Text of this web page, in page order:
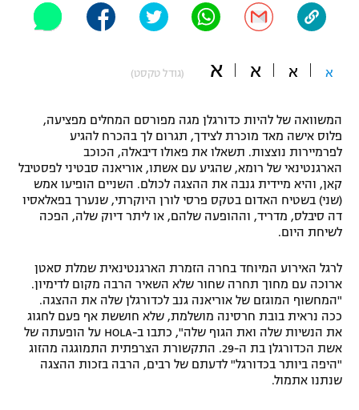
"מחצית בשכונה" – פודקאסט
משתתפים וזוכים בפרסים
תקנון משתתפים וזוכים בפרסים
תקנון עבור פעילות אלקטרה
תקנון עבור פעילות ספורט 1 – "מרלן"
טניס
גיימינג E-Sports
תנאי שימוש
מדיניות פרטיות
תקנון פעילות ספורט 1
רשיון להקרנה פומבית לבית עסק
אופניים
ספורט מוטורי
פוטבול אמריקאי NFL
בייסבול MLB
ספורט אתגרי ואקסטרים
אומנויות לחימה
גיימינג E-Sports
א א א א (גודל טקסט)
המשוואה של להיות כדורגלן מגה מפורסם המחלים מפציעה,
פלוס אישה מאד מוכרת לצידך, תגרום לך בהכרח להגיע
לפרמיירות נוצצות. תשאלו את פאולו דיבאלה, הכוכב
הארגנטינאי של רומא, שהגיע עם אשתו, אוריאנה סבטיני לפסטיבל
קאן, והיא מיידית גנבה את ההצגה לכולם. השניים הופיעו אמש
(שני) בשטיח האדום בטקס פרסי לורן היוקרתי, שנערך בפאלאסיו
דה סיבלס, מדריד, וההופעה שלהם, או ליתר דיוק שלה, הפכה
לשיחת היום.
לרגל האירוע המיוחד בחרה הזמרת הארגנטינאית שמלת סאטן
ארוכה עם מחוך תחרה שחור שלא השאיר הרבה מקום לדימיון.
"המחשוף המוגזם של אוריאנה גנב לכדורגלן שלה את ההצגה.
ככה נראית בובת חרסינה מושלמת, שלא חוששת אף פעם לחגוג
את הנשיות שלה ואת הגוף שלה", כתבו ב-HOLA על הופעתה של
אשת הכדורגלן בת ה-29. התקשורת הצרפתית התמוגגה מהזוג
"היפה ביותר בכדורגל" לדעתם של רבים, הרבה בזכות ההצגה
שנתנו אתמול.